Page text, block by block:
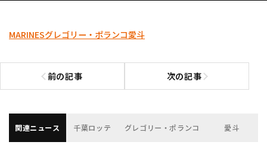
MARINESグレゴリー・ポランコ愛斗
前の記事
前の記事へ 次の記事次の記事へ
関連ニュース 千葉ロッテ グレゴリー・ポランコ 愛斗